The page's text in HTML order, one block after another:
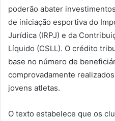
poderão abater
de iniciação esportiva do
Jurídica (IRPJ) e da
Líquido (CSLL). O crédito
base no número de
comprovadamente
jovens atletas.
O texto estabelece que os